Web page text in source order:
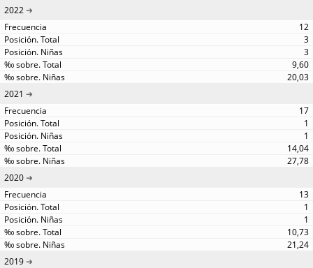
2022
12
3
3
9,60
20,03
2021
17
1
1
14,04
27,78
2020
13
1
1
10,73
21,24
2019